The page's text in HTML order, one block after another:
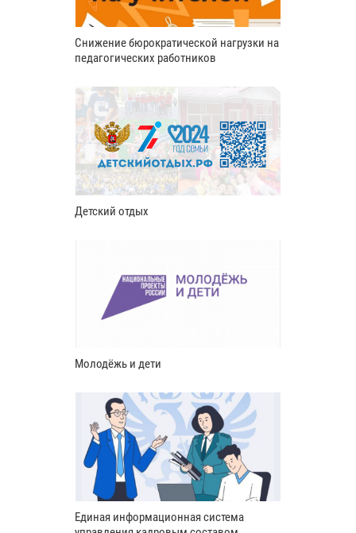
Снижение бюрократической нагрузки на
педагогических работников
Детский отдых
Молодёжь и дети
Единая информационная система